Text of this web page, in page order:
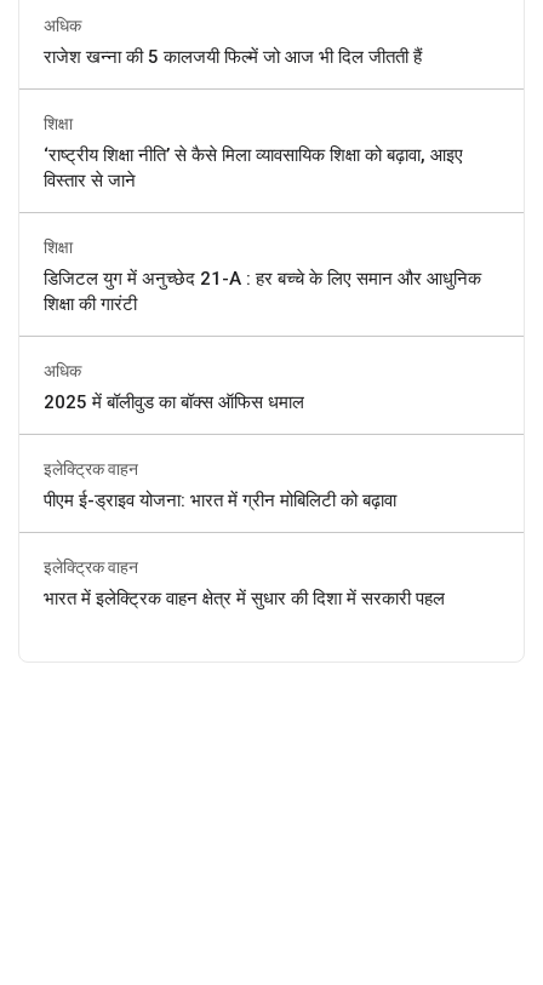
अधिक
राजेश खन्ना की 5 कालजयी फिल्में जो आज भी दिल जीतती हैं
शिक्षा
‘राष्ट्रीय शिक्षा नीति’ से कैसे मिला व्यावसायिक शिक्षा को बढ़ावा, आइए
विस्तार से जाने
शिक्षा
डिजिटल युग में अनुच्छेद 21-A : हर बच्चे के लिए समान और आधुनिक
शिक्षा की गारंटी
अधिक
2025 में बॉलीवुड का बॉक्स ऑफिस धमाल
इलेक्ट्रिक वाहन
पीएम ई-ड्राइव योजना: भारत में ग्रीन मोबिलिटी को बढ़ावा
इलेक्ट्रिक वाहन
भारत में इलेक्ट्रिक वाहन क्षेत्र में सुधार की दिशा में सरकारी पहल